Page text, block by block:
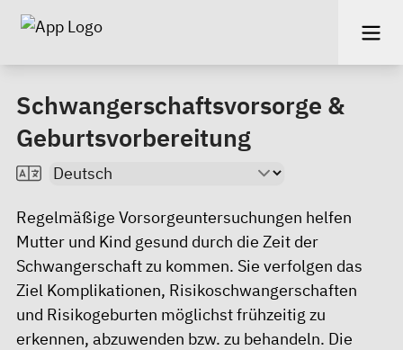
Schwangerschaftsvorsorge &
Geburtsvorbereitung
Regelmäßige Vorsorgeuntersuchungen helfen
Mutter und Kind gesund durch die Zeit der
Schwangerschaft zu kommen. Sie verfolgen das
Ziel Komplikationen, Risikoschwangerschaften
und Risikogeburten möglichst frühzeitig zu
erkennen, abzuwenden bzw. zu behandeln. Die